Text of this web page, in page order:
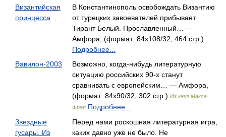
Византийская
принцесса
В Константинополь освобождать Византию
от турецких завоевателей прибывает
Тирант Белый. Прославленный… —
Амфора, (формат: 84x108/32, 464 стр.)
Подробнее...
Вавилон-2003
Возможно, когда-нибудь литературную
ситуацию российских 90-х станут
сравнивать с европейским… — Амфора,
(формат: 84x90/32, 302 стр.) Из книг Макса
Фрая Подробнее...
Звездные
гусары. Из
Перед нами роскошная литературная игра,
каких давно уже не было. Не